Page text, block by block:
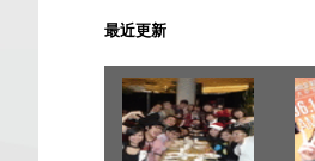
最近更新